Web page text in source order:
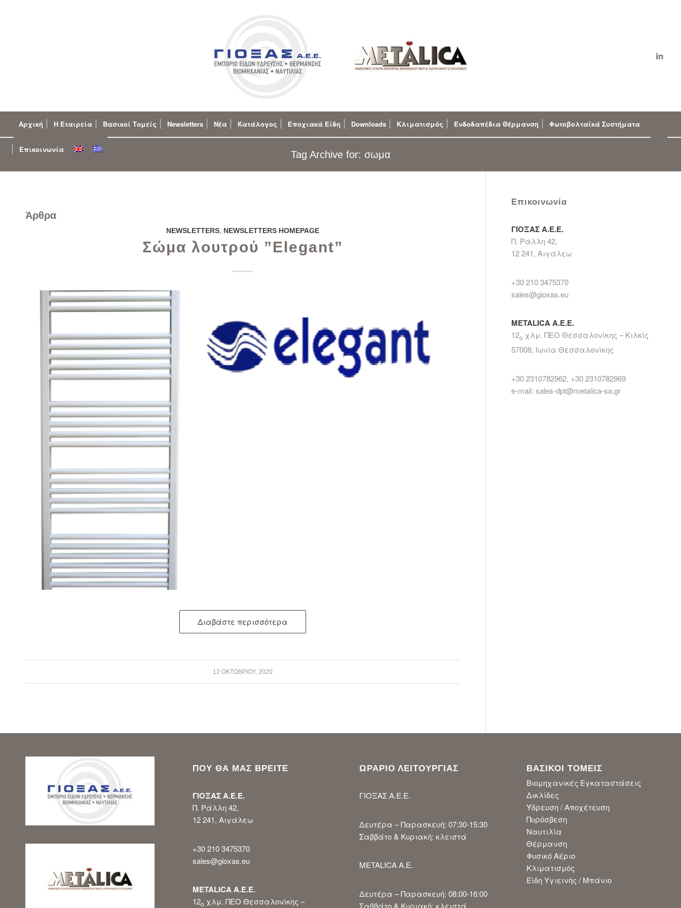
Αρχική Η Εταιρεία Βασικοί Τομείς Newsletters Νέα Κατάλογος Εποχιακά Είδη Downloads Κλιματισμός Ενδοδαπέδια Θέρμανση Φωτοβολταϊκά Συστήματα
Επικοινωνία Tag Archive for: σωμα
Άρθρα
NEWSLETTERS, NEWSLETTERS HOMEPAGE
Σώμα λουτρού ”Elegant”
Διαβάστε περισσότερα
12 ΟΚΤΩΒΡΊΟΥ, 2020
Επικοινωνία
ΓΙΟΞΑΣ Α.Ε.Ε.
Π. Ράλλη 42,
12 241, Αιγάλεω
+30 210 3475370
sales@gioxas.eu
METALICA Α.Ε.Ε.
12ο χλμ. ΠΕΟ Θεσσαλονίκης – Κιλκίς
57008, Ιωνία Θεσσαλονίκης
+30 2310782962, +30 2310782969
e-mail: sales-dpt@metalica-sa.gr
ΠΟΥ ΘΑ ΜΑΣ ΒΡΕΙΤΕ
ΓΙΟΞΑΣ Α.Ε.Ε.
Π. Ράλλη 42,
12 241, Αιγάλεω
+30 210 3475370
sales@gioxas.eu
METALICA Α.Ε.Ε.
12οχλμ. ΠΕΟ Θεσσαλονίκης –
ΩΡΑΡΙΟ ΛΕΙΤΟΥΡΓΙΑΣ
ΓΙΟΞΑΣ Α.Ε.Ε.
Δευτέρα – Παρασκευή: 07:30-15:30
Σαββάτο & Κυριακή: κλειστά
METALICA A.E.
Δευτέρα – Παρασκευή: 08:00-16:00
Σαββάτο & Κυριακή: κλειστά
ΒΑΣΙΚΟΙ ΤΟΜΕΙΣ
Βιομηχανικές Εγκαταστάσεις
Δικλίδες
Ύδρευση / Αποχέτευση
Πυρόσβεση
Ναυτιλία
Θέρμανση
Φυσικό Αέριο
Κλιματισμός
Είδη Υγιεινής / Μπάνιο